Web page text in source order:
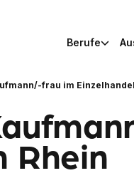
Berufe
frau im Einzelhandel
Rhein